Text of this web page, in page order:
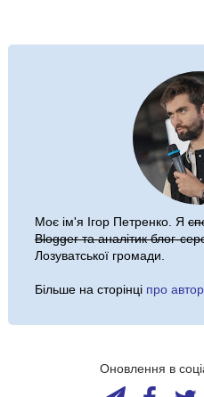
Моє ім'я Ігор Петренко. Я
Blogger та аналітик блог-
Лозуватської громади.
Більше на сторінці про
Оновлення в